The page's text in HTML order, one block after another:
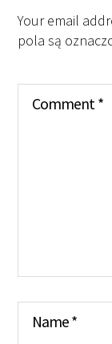
Your email
pola są
Comment*
Name*